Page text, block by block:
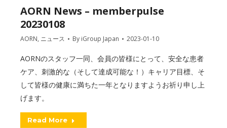
AORN News – memberpulse
20230108
AORN, ニュース By iGroup Japan 2023-01-10
AORNのスタッフ一同、会員の皆様にとって、安全な患者
ケア、刺激的な（そして達成可能な！）キャリア目標、そ
して皆様の健康に満ちた一年となりますようお祈り申し上
げます。
Read More